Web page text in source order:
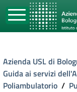
Azienda USL di
Guida ai servizi
Poliambulatorio /